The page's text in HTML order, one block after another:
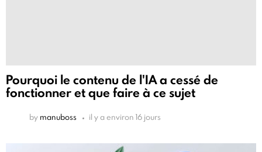
Pourquoi le contenu de l'IA a cessé de
fonctionner et que faire à ce sujet
by manuboss il y a environ 16 jours